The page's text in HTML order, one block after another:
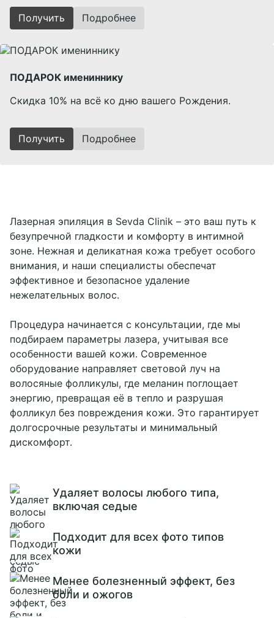
Получить Подробнее
ПОДАРОК имениннику
Скидка 10% на всё ко дню вашего Рождения.
Получить Подробнее
Лазерная эпиляция в Sevda Clinik – это ваш путь к
безупречной гладкости и комфорту в интимной
зоне. Нежная и деликатная кожа требует особого
внимания, и наши специалисты обеспечат
эффективное и безопасное удаление
нежелательных волос.
Процедура начинается с консультации, где мы
подбираем параметры лазера, учитывая все
особенности вашей кожи. Современное
оборудование направляет световой луч на
волосяные фолликулы, где меланин поглощает
энергию, превращая её в тепло и разрушая
фолликул без повреждения кожи. Это гарантирует
долгосрочные результаты и минимальный
дискомфорт.
Удаляет волосы любого типа,
включая седые
Подходит для всех фото типов
кожи
Менее болезненный эффект, без
боли и ожогов